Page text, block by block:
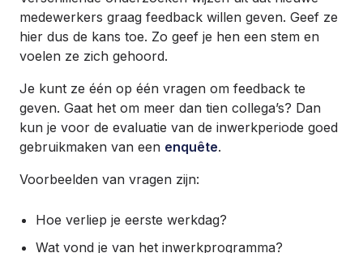
medewerkers graag feedback willen geven. Geef ze
hier dus de kans toe. Zo geef je hen een stem en
voelen ze zich gehoord.
Je kunt ze één op één vragen om feedback te
geven. Gaat het om meer dan tien collega’s? Dan
kun je voor de evaluatie van de inwerkperiode goed
gebruikmaken van een enquête.
Voorbeelden van vragen zijn:
Hoe verliep je eerste werkdag?
Wat vond je van het inwerkprogramma?